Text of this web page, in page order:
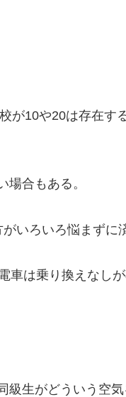
10や20は存在す
合もある。
いろいろ悩まずに
車は乗り換えなし
級生がどういう空